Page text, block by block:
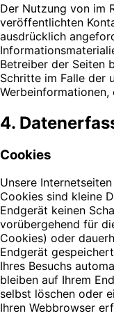
Der Nutzung von im
veröffentlichten
ausdrücklich
Betreiber der Seiten
Schritte im Falle der
4.
Cookies
Unsere
Cookies sind kleine
Endgerät keinen
vorübergehend für
Cookies) oder
Endgerät
Ihres Besuchs
bleiben auf Ihrem
selbst löschen oder
Ihren Webbrowser